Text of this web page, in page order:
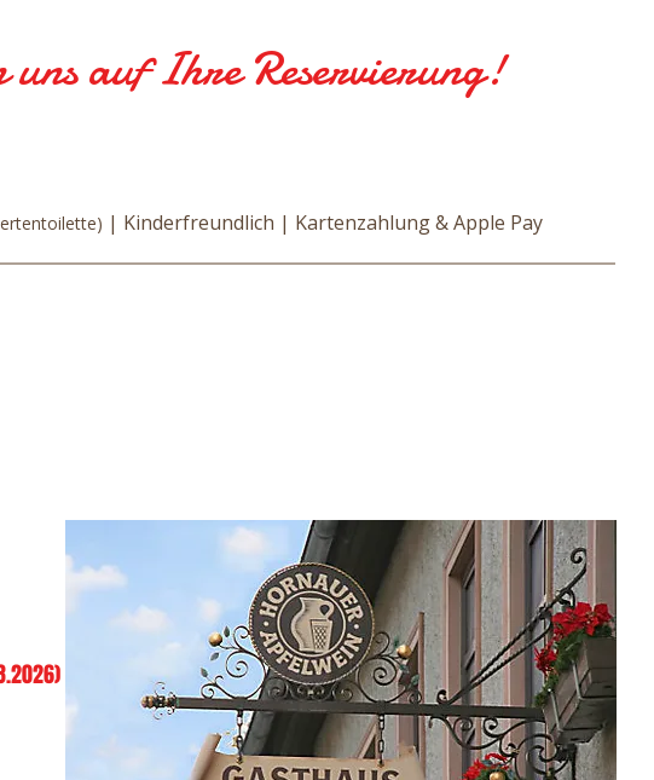
uns auf Ihre Reservierung!​​
| Kinderfreundlich | Kartenzahlung & Apple Pay